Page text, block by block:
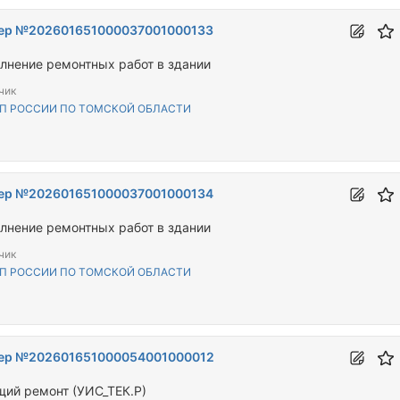
№202601651000037001000133
ремонтных работ в здании
РОССИИ ПО ТОМСКОЙ ОБЛАСТИ
№202601651000037001000134
ремонтных работ в здании
РОССИИ ПО ТОМСКОЙ ОБЛАСТИ
№202601651000054001000012
ремонт (УИС_ТЕК.Р)